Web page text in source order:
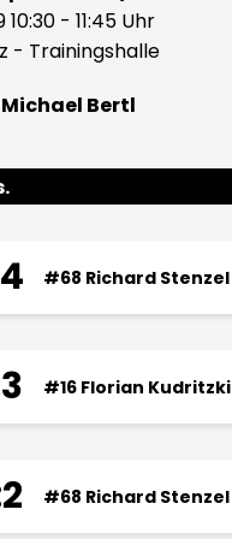
10:30 - 11:45 Uhr
- Trainingshalle
Michael Bertl
#68 Richard Stenzel
#16 Florian Kudritzki
#68 Richard Stenzel